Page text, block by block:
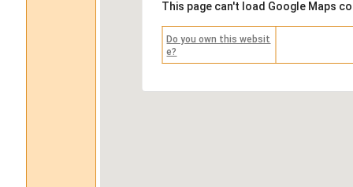
This page can't load Google Maps
Do you own this websit
e?